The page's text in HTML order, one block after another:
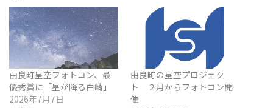
由良町星空フォトコン、最
優秀賞に「星が降る白崎」
2026年7月7日
由良町の星空プロジェク
ト ２月からフォトコン開
催